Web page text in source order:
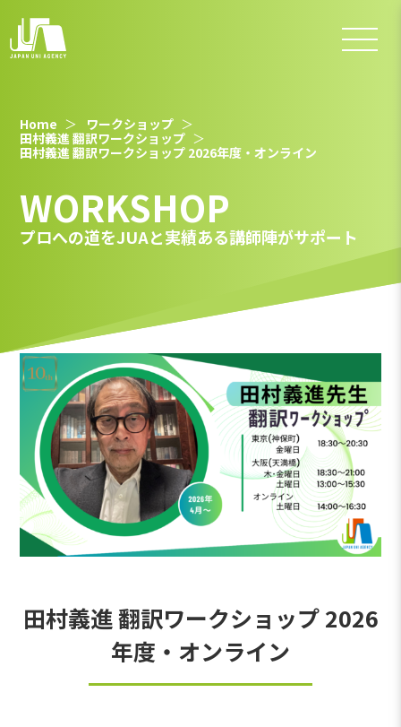
Home
ワークショップ
田村義進 翻訳ワークショップ
田村義進 翻訳ワークショップ 2026年度・オンライン
WORKSHOP
プロへの道をJUAと実績ある講師陣がサポート
田村義進 翻訳ワークショップ 2026
年度・オンライン